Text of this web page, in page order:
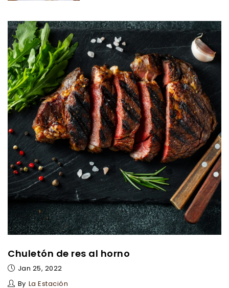
Chuletón de res al horno
Jan 25, 2022
By La Estación